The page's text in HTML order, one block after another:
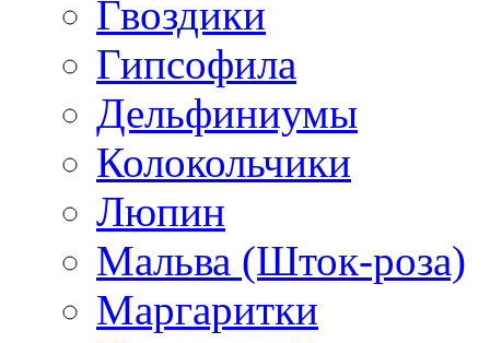
Гвоздики
Гипсофила
Дельфиниумы
Колокольчики
Люпин
Мальва (Шток-роза)
Маргаритки